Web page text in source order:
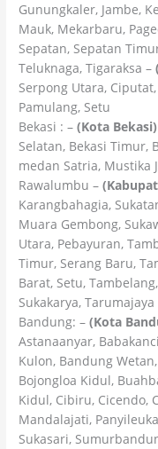
Gunungkaler, Jambe,
Mauk, Mekarbaru,
Sepatan, Sepatan
Teluknaga, Tigaraksa –
Serpong Utara,
Pamulang, Setu
Bekasi : –(Kota Bekasi)
Selatan, Bekasi Timur,
medan Satria, Mustika
Rawalumbu –
Karangbahagia,
Muara Gembong,
Utara, Pebayuran,
Timur, Serang Baru,
Barat, Setu,
Sukakarya, Tarumajaya
Bandung: –(Kota
Astanaanyar,
Kulon, Bandung
Bojongloa Kidul,
Kidul, Cibiru, Cicendo,
Mandalajati,
Sukasari,